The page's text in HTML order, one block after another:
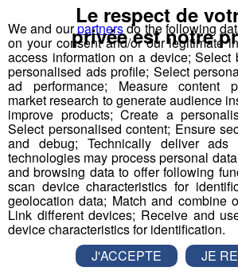
We and ourpartnersdo the following
on your consent and/or our legitimate
access information on a device; Select
personalised ads profile; Select
ad performance; Measure content
market research to generate audience
improve products; Create a
Select personalised content; Ensure
and debug; Technically deliver ads
technologies may process personal
and browsing data to offer following
scan device characteristics for
geolocation data; Match and combine
Link different devices; Receive and
device characteristics for identification.
Le respect de
privée est notre
J'ACCEPTE
JE